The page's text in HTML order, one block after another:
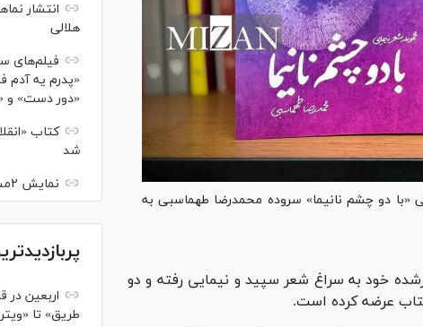
دو چشم نانیما» سروده محمدرضا طهماسبی به
خود به سراغ شعر سپید و نیمایی رفته و دو
عرضه کرده است.
انتشار
هلالی
فیلم‌های
«پدرم یه آدم
«دور دست» و
کتاب
شد
نمایش ۲مستند در «پاتوق مستند»
اربعین در
طریق» تا